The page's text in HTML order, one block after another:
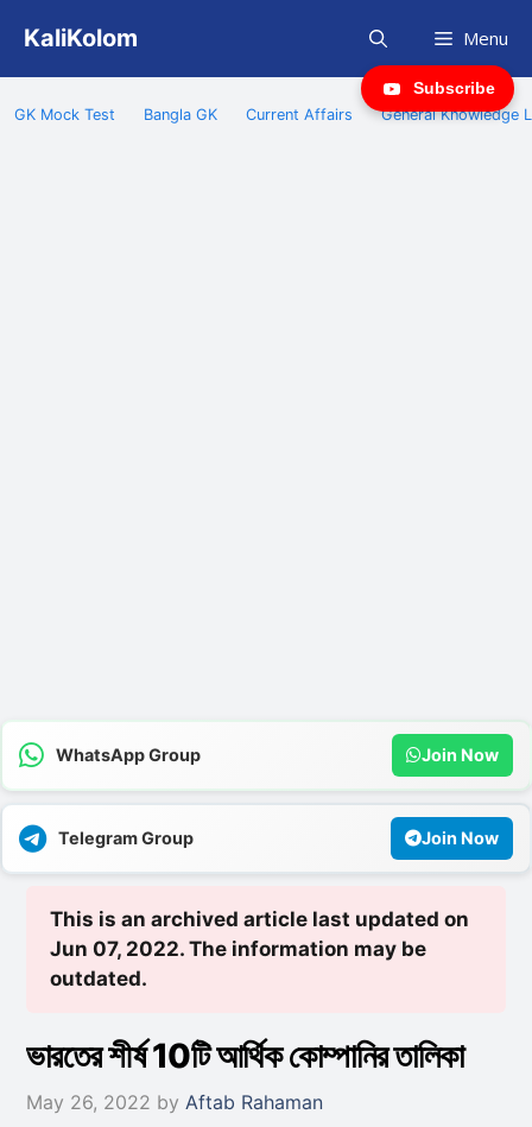
content
KaliKolom Menu
GK Mock Test Bangla GK Current Affairs General Knowledge
WhatsApp Group Join Now
Telegram Group Join Now
Subscribe
This is an archived article last updated on
Jun 07, 2022. The information may be
outdated.
ভারতের শীর্ষ 10টি আর্থিক কোম্পানির তালিকা
May 26, 2022 by Aftab Rahaman